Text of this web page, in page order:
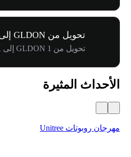
تحويل من GLDON إلى PLN
تحويل من 1 GLDON إلى zł1.48K
الأحداث المثيرة
مهرجان روبوتات Unitree